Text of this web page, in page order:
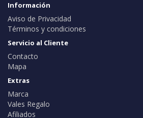
Información
Aviso de Privacidad
Términos y condiciones
Servicio al Cliente
Contacto
Mapa
Extras
Marca
Vales Regalo
Afiliados